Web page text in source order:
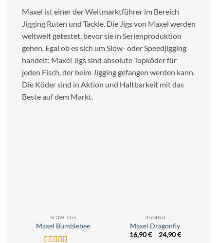
Maxel ist einer der Weltmarktführer im Bereich
Jigging Ruten und Tackle. Die Jigs von Maxel werden
weltweit getestet, bevor sie in Serienproduktion
gehen. Egal ob es sich um Slow- oder Speedjigging
handelt: Maxel Jigs sind absolute Topköder für
jeden Fisch, der beim Jigging gefangen werden kann.
Die Köder sind in Aktion und Haltbarkeit mit das
Beste auf dem Markt.
SLOW JIGS
Maxel Bumblebee
JIGGING
Maxel Dragonfly
16,90€– 24,90€